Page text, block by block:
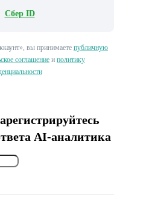
Сбер ID
вы принимаете публичную
соглашение и политику
AI-аналитика